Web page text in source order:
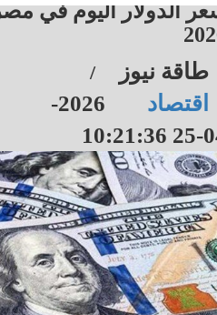
طاقة نيوز /
اقتصاد
2026-
04-25